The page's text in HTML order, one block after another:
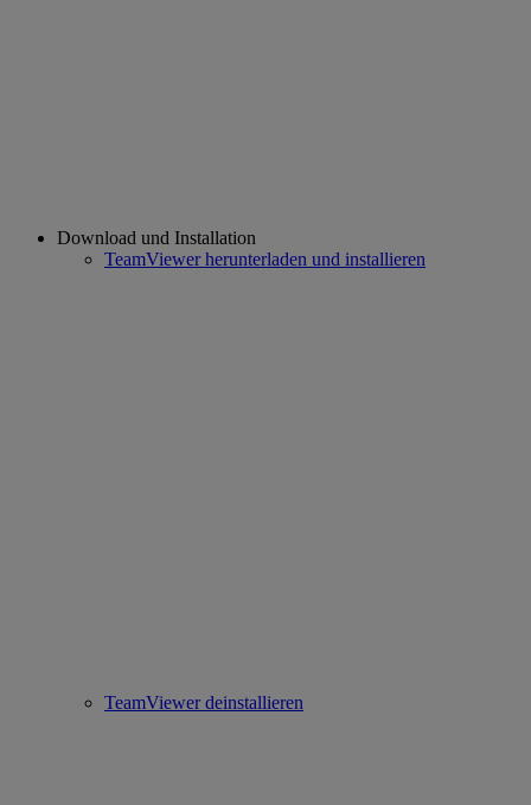
Download und Installation
TeamViewer herunterladen und installieren
TeamViewer deinstallieren